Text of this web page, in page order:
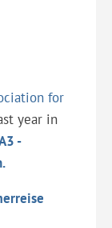
for
year in
-